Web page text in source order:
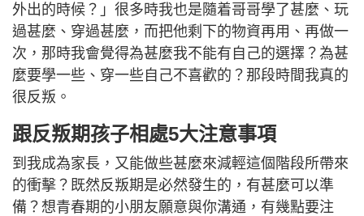
外出的時候？」很多時我也是隨着哥哥學了甚麼、玩
過甚麼、穿過甚麼，而把他剩下的物資再用、再做一
次，那時我會覺得為甚麼我不能有自己的選擇？為甚
麼要學一些、穿一些自己不喜歡的？那段時間我真的
很反叛。
跟反叛期孩子相處5大注意事項
到我成為家長，又能做些甚麼來減輕這個階段所帶來
的衝擊？既然反叛期是必然發生的，有甚麼可以準
備？想青春期的小朋友願意與你溝通，有幾點要注